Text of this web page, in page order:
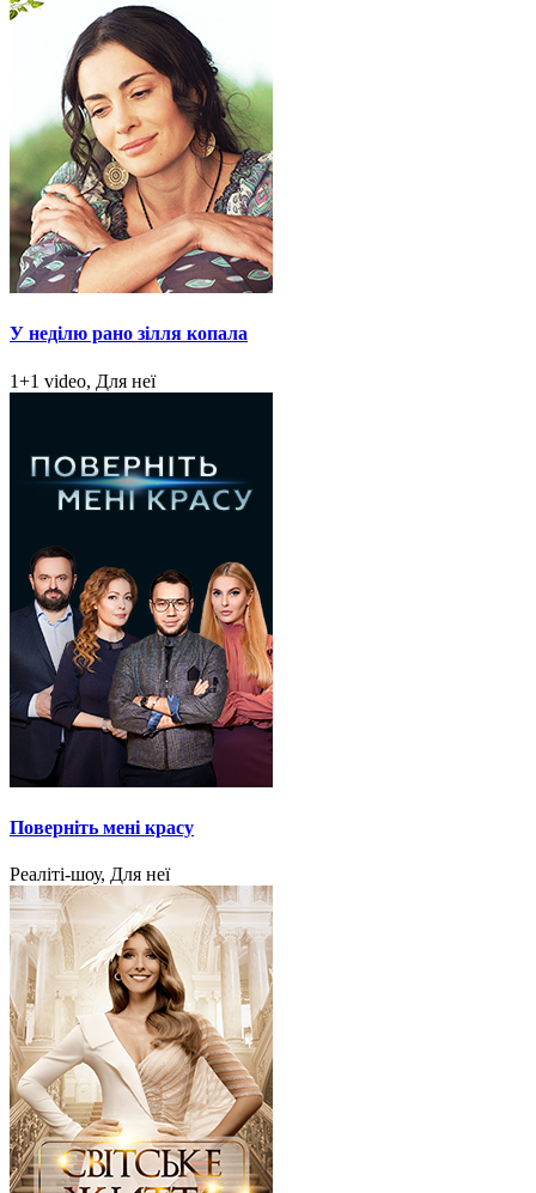
У неділю рано зілля копала
1+1 video, Для неї
Поверніть мені красу
Реаліті-шоу, Для неї